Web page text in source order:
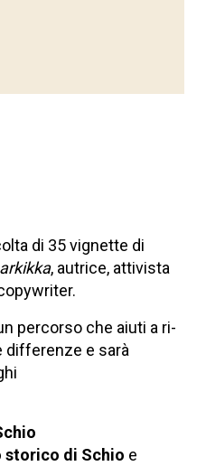
di 35 vignette di
, autrice, attivista
percorso che aiuti a ri-
differenze e sarà
storico di Schio e